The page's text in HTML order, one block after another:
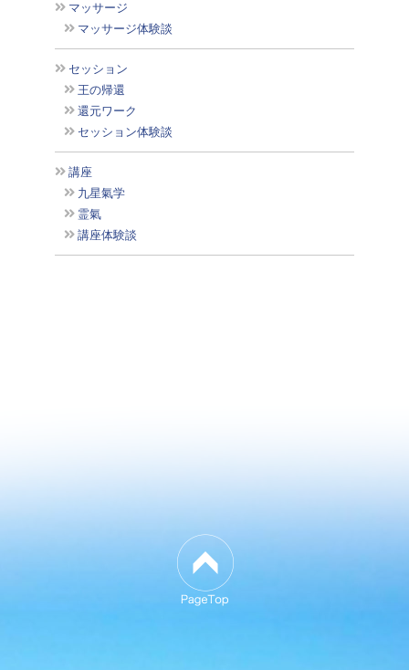
マッサージ
マッサージ体験談
セッション
王の帰還
還元ワーク
セッション体験談
講座
九星氣学
霊氣
講座体験談